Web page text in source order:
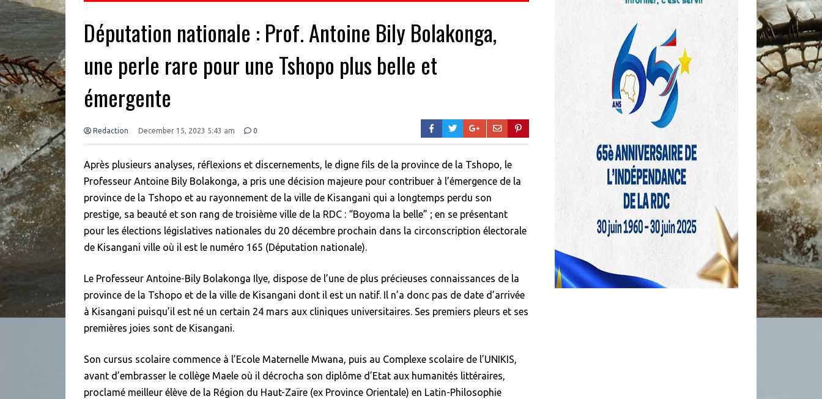
Députation nationale : Prof. Antoine Bily Bolakonga,
une perle rare pour une Tshopo plus belle et
émergente
Redaction December 15, 2023 5:43 am 0
Après plusieurs analyses, réflexions et discernements, le digne fils de la province de la Tshopo, le
Professeur Antoine Bily Bolakonga, a pris une décision majeure pour contribuer à l’émergence de la
province de la Tshopo et au rayonnement de la ville de Kisangani qui a longtemps perdu son
prestige, sa beauté et son rang de troisième ville de la RDC : “Boyoma la belle” ; en se présentant
pour les élections législatives nationales du 20 décembre prochain dans la circonscription électorale
de Kisangani ville où il est le numéro 165 (Députation nationale).
Le Professeur Antoine-Bily Bolakonga Ilye, dispose de l’une de plus précieuses connaissances de la
province de la Tshopo et de la ville de Kisangani dont il est un natif. Il n’a donc pas de date d’arrivée
à Kisangani puisqu’il est né un certain 24 mars aux cliniques universitaires. Ses premiers pleurs et ses
premières joies sont de Kisangani.
Son cursus scolaire commence à l’Ecole Maternelle Mwana, puis au Complexe scolaire de l’UNIKIS,
avant d’embrasser le collège Maele où il décrocha son diplôme d’Etat aux humanités littéraires,
proclamé meilleur élève de la Région du Haut-Zaïre (ex Province Orientale) en Latin-Philosophie